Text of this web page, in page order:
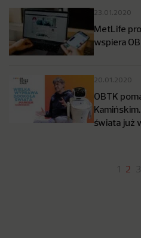
23.01.2020
MetLife
wspiera
20.01.2020
OBTK
świata już
2 3